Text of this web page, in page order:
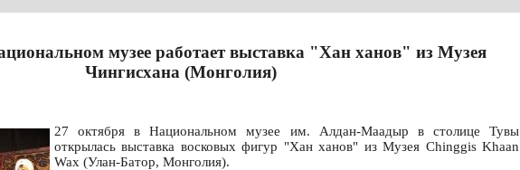
музее работает выставка "Хан ханов" из Музея
Чингисхана (Монголия)
27 октября в Национальном музее им. Алдан-Маадыр в столице Тувы
открылась выставка восковых фигур "Хан ханов" из Музея Chinggis Khaan
Wax (Улан-Батор, Монголия).